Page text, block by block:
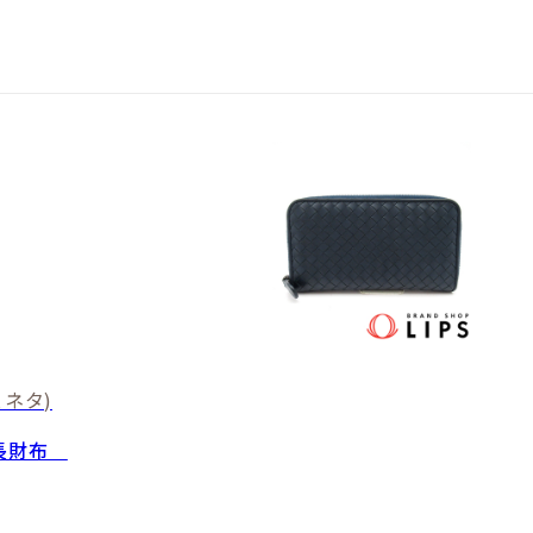
タ)
財布